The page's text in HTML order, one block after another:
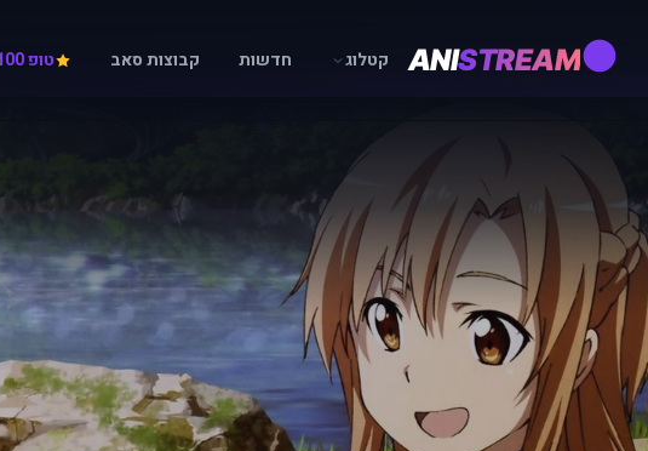
ANISTREAM קטלוג חדשות קבוצות סאב טופ 100